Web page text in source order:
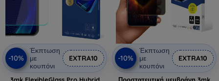
-10%
Έκπτωση
με
κουπόνι
EXTRA10
3mk FlexibleGlass Pro Hybrid
-10%
Έκπτωση
με
κουπόνι
EXTRA10
Προστατευτική μεμβράνη 3mk